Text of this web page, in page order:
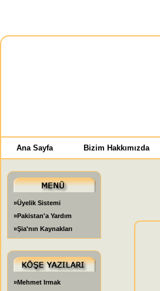
Ana Sayfa Bizim Hakkımızda
»Üyelik Sistemi
»Pakistan'a Yardım
»Şia'nın Kaynakları
»Mehmet Irmak